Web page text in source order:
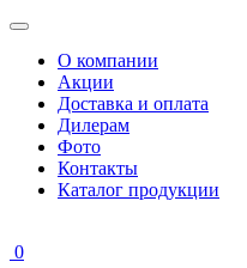
О компании
Акции
Доставка и оплата
Дилерам
Фото
Контакты
Каталог продукции
0